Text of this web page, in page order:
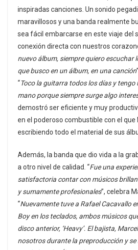
inspiradas canciones. Un sonido
maravillosos y una banda realmente
sea fácil embarcarse en este viaje del
conexión directa con nuestros
nuevo álbum, siempre quiero escuchar
que busco en un álbum, en una canción
“Toco la guitarra todos los días y tengo
mano porque siempre surge algo
demostró ser eficiente y muy
en el poderoso combustible con el que
escribiendo todo el material de sus
Además, la banda que dio vida a la
a otro nivel de calidad. “Fue una
satisfactoria contar con músicos
y sumamente profesionales”, celebra
“Nuevamente tuve a Rafael Cacavallo
Boy en los teclados, ambos músicos
disco anterior, ‘Heavy’. El bajista,
nosotros durante la preproducción y se